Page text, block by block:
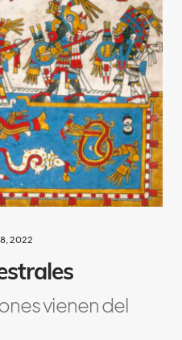
2022
vienen del